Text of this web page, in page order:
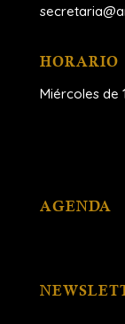
HORARIO
Miércoles de
AGENDA